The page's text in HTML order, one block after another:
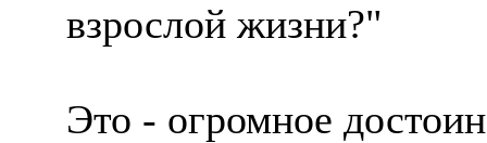
взрослой жизни?"
Это - огромное